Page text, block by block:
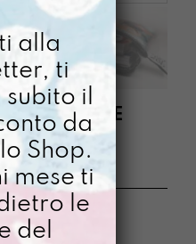
x 34 x 4 cm ]
alla
ti
il
da
Shop.
mese ti
le
del